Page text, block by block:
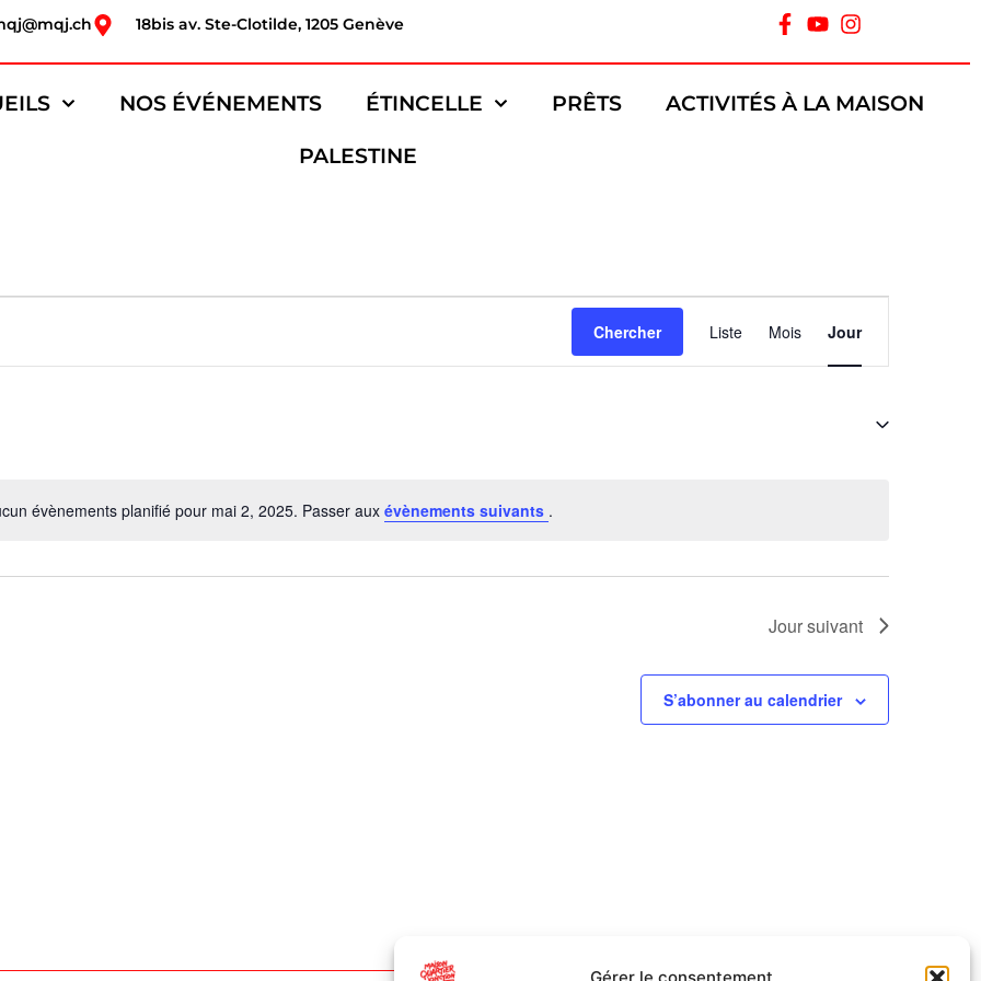
18bis av. Ste-Clotilde, 1205 Genève
NOS ÉVÉNEMENTS ÉTINCELLE PRÊTS ACTIVITÉS À LA MAISON
PALESTINE
Notice
évènements planifié pour mai 2, 2025. Passer aux évènements suivants .
Chercher
de
Évènement
Liste Mois Jour
Jour suivant
S’abonner au calendrier